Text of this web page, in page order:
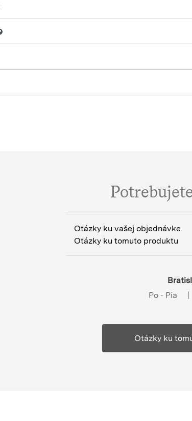
Otázky ku vašej objednávke
Otázky ku tomuto produktu
Po - Pia
|
Otázky ku